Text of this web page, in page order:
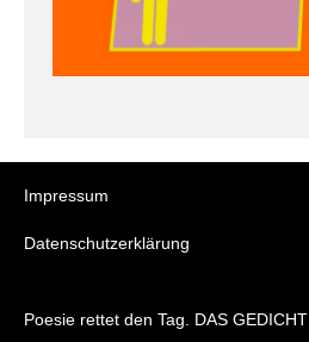
Impressum
Datenschutzerklärung
Poesie rettet den Tag. DAS GEDICHT